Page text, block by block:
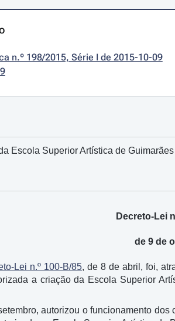
n.º 198/2015, Série I de 2015-10-09
Escola Superior Artística de Guimarães
Decreto-Lei
de 9 de
Lei n.º 100-B/85, de 8 de abril, foi,
a criação da Escola Superior
autorizou o funcionamento